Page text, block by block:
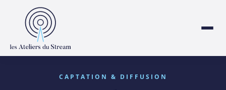
CAPTATION & DIFFUSION